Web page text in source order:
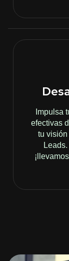
Impulsa
efectivas
tu